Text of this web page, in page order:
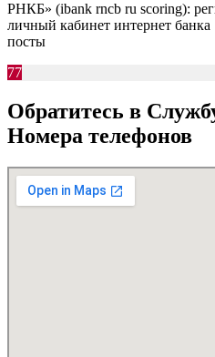
РНКБ» (ibank rncb ru scoring):
личный кабинет интернет
посты
77
Обратитесь в
Номера телефонов